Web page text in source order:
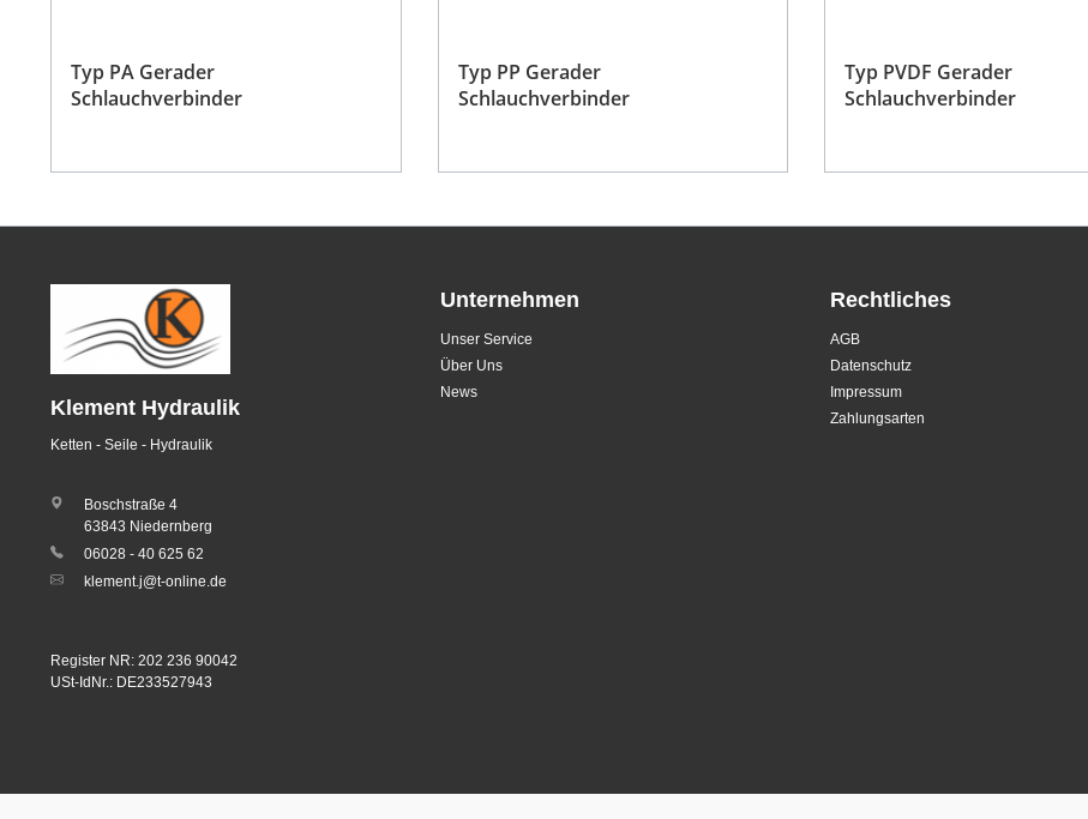
Typ PA Gerader
Schlauchverbinder
Typ PP Gerader
Schlauchverbinder
Typ PVDF Gerader
Schlauchverbinder
Klement Hydraulik
Ketten - Seile - Hydraulik
Boschstraße 4
63843 Niedernberg
06028 - 40 625 62
klement.j@t-online.de
Register NR: 202 236 90042
USt-IdNr.: DE233527943
Unternehmen
Unser Service
Über Uns
News
Rechtliches
AGB
Datenschutz
Impressum
Zahlungsarten